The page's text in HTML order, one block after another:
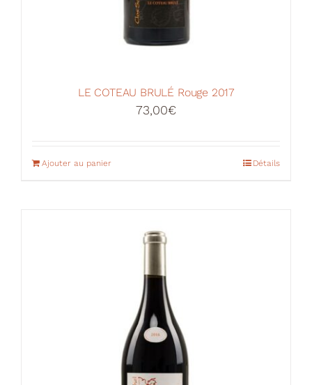
LE COTEAU BRULÉ Rouge 2017
73,00€
Ajouter au panier Détails